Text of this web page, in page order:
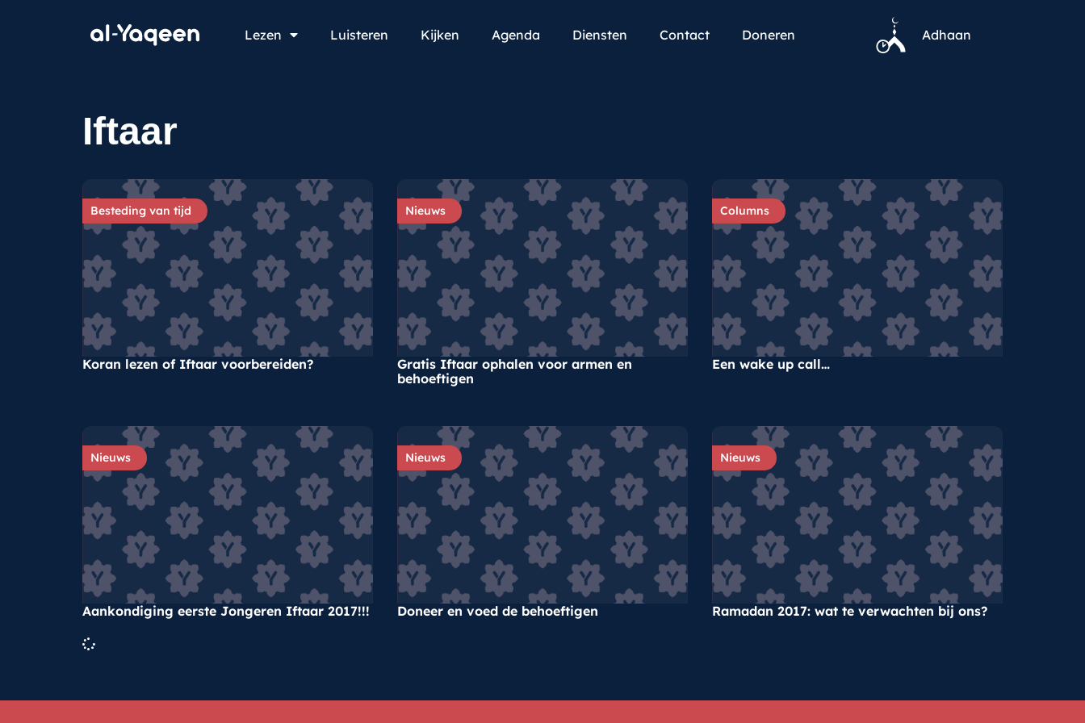
Lezen Luisteren Kijken Agenda Diensten Contact Doneren Adhaan
Iftaar
Besteding van tijd
Koran lezen of Iftaar voorbereiden?
Nieuws
Gratis Iftaar ophalen voor armen en
behoeftigen
Columns
Een wake up call…
Nieuws
Aankondiging eerste Jongeren Iftaar 2017!!!
Nieuws
Doneer en voed de behoeftigen
Nieuws
Ramadan 2017: wat te verwachten bij ons?